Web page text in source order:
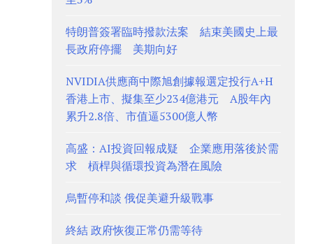
特朗普簽署臨時撥款法案 結束美國史上最
長政府停擺 美期向好
NVIDIA供應商中際旭創據報選定投行A+H
香港上市、擬集至少234億港元 A股年內
累升2.8倍、市值逼5300億人幣
高盛：AI投資回報成疑 企業應用落後於需
求 槓桿與循環投資為潛在風險
烏暫停和談 俄促美避升級戰事
終結 政府恢復正常仍需等待